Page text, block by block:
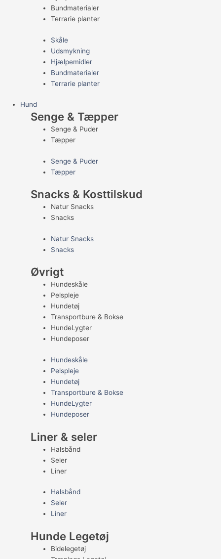
Bundmaterialer
Terrarie planter
Skåle
Udsmykning
Hjælpemidler
Bundmaterialer
Terrarie planter
Hund
Senge & Tæpper
Senge & Puder
Tæpper
Senge & Puder
Tæpper
Snacks & Kosttilskud
Natur Snacks
Snacks
Natur Snacks
Snacks
Øvrigt
Hundeskåle
Pelspleje
Hundetøj
Transportbure & Bokse
HundeLygter
Hundeposer
Hundeskåle
Pelspleje
Hundetøj
Transportbure & Bokse
HundeLygter
Hundeposer
Liner & seler
Halsbånd
Seler
Liner
Halsbånd
Seler
Liner
Hunde Legetøj
Bidelegetøj